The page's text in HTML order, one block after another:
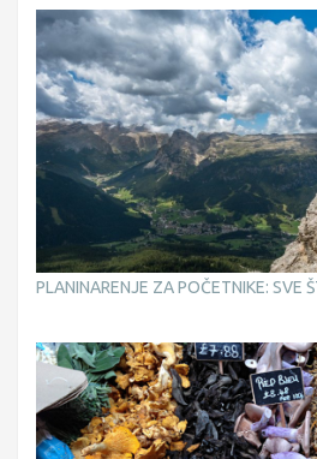
PLANINARENJE ZA POČETNIKE: SVE